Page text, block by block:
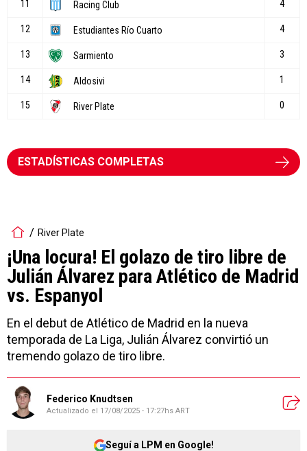
ESTADÍSTICAS COMPLETAS
River Plate
¡Una locura! El golazo de tiro libre de
Julián Álvarez para Atlético de Madrid
vs. Espanyol
En el debut de Atlético de Madrid en la nueva
temporada de La Liga, Julián Álvarez convirtió un
tremendo golazo de tiro libre.
Federico Knudtsen
Actualizado el 17/08/2025 - 17:27hs ART
Seguí a LPM en Google!